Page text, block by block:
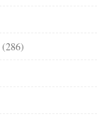
(286)